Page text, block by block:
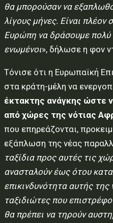
θα μπορούσαν να
λίγους μήνες. Είναι πλέον
Ευρώπη να δράσουμε πολύ
ενωμένοι», δήλωσε η φον
Τόνισε ότι η Ευρωπαϊκή
στα κράτη-μέλη να
έκτακτης ανάγκης ώστε
από χώρες της νότιας
που επηρεάζονται,
εξάπλωση της νέας
ταξίδια προς αυτές τις
ανασταλούν έως ότου
επικινδυνότητα αυτής
ταξιδιώτες που
θα πρέπει να τηρούν